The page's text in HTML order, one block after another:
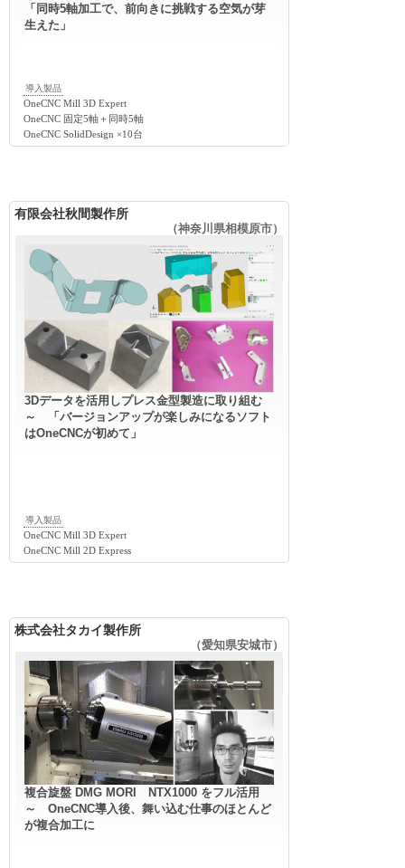
「同時5軸加工で、前向きに挑戦する空気が芽
生えた」
導入製品
OneCNC Mill 3D Expert
OneCNC 固定5軸＋同時5軸
OneCNC SolidDesign ×10台
有限会社秋間製作所
（神奈川県相模原市）
3Dデータを活用しプレス金型製造に取り組む
～ 「バージョンアップが楽しみになるソフト
はOneCNCが初めて」
導入製品
OneCNC Mill 3D Expert
OneCNC Mill 2D Express
株式会社タカイ製作所
（愛知県安城市）
複合旋盤 DMG MORI NTX1000 をフル活用
～ OneCNC導入後、舞い込む仕事のほとんど
が複合加工に